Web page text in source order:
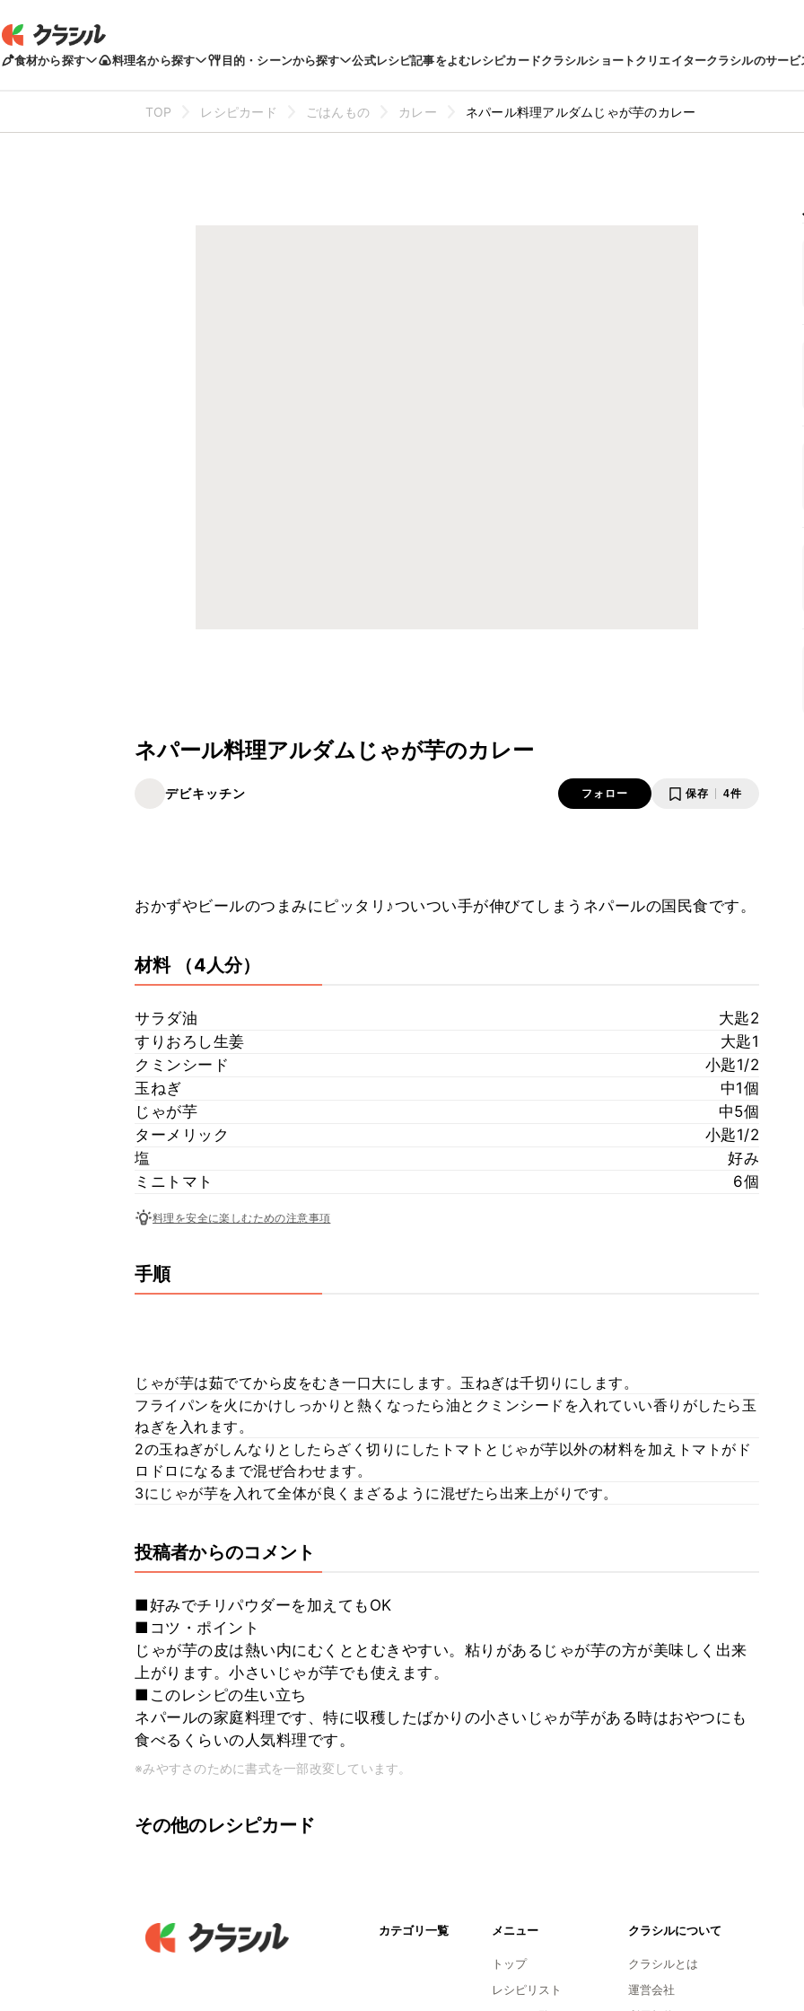
食材から探す 料理名から探す 目的・シーンから探す 公式レシピ記事をよむレシピカードクラシルショートクリエイタークラシルのサービ
TOP レシピカード ごはんもの カレー ネパール料理アルダムじゃが芋のカレー
ネパール料理アルダムじゃが芋のカレー
デビキッチン フォロー 保存 4件
おかずやビールのつまみにピッタリ♪ついつい手が伸びてしまうネパールの国民食です。
材料 （4人分）
サラダ油
大匙2
すりおろし生姜
大匙1
クミンシード
小匙1/2
玉ねぎ
中1個
じゃが芋
中5個
ターメリック
小匙1/2
塩
好み
ミニトマト
6個
料理を安全に楽しむための注意事項
手順
じゃが芋は茹でてから皮をむき一口大にします。玉ねぎは千切りにします。
フライパンを火にかけしっかりと熱くなったら油とクミンシードを入れていい香りがしたら玉
ねぎを入れます。
2の玉ねぎがしんなりとしたらざく切りにしたトマトとじゃが芋以外の材料を加えトマトがド
ロドロになるまで混ぜ合わせます。
3にじゃが芋を入れて全体が良くまざるように混ぜたら出来上がりです。
投稿者からのコメント
■好みでチリパウダーを加えてもOK
■コツ・ポイント
じゃが芋の皮は熱い内にむくととむきやすい。粘りがあるじゃが芋の方が美味しく出来
上がります。小さいじゃが芋でも使えます。
■このレシピの生い立ち
ネパールの家庭料理です、特に収穫したばかりの小さいじゃが芋がある時はおやつにも
食べるくらいの人気料理です。
※みやすさのために書式を一部改変しています。
その他のレシピカード
カテゴリ一覧 メニュー
トップ
レシピリスト
クラシルについて
クラシルとは
運営会社